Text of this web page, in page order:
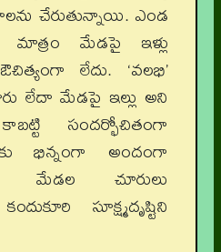
చేరుతున్నాయి. ఎండ
మాత్రం మేడపై ఇళ్లు
లేదు. ‘వలభి’
లేదా మేడపై ఇల్లు అని
సందర్భోచితంగా
భిన్నంగా అందంగా
మేడల చూరులు
సూక్ష్మదృష్టిని